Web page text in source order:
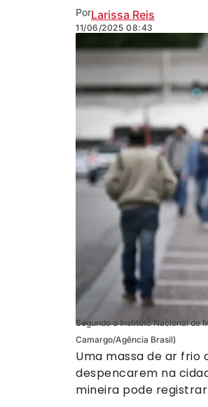
PorLarissa Reis
11/06/2025 08:43
Segundo o Instituto Nacional de
Camargo/Agência Brasil)
Uma massa de ar frio
despencarem na
mineira pode